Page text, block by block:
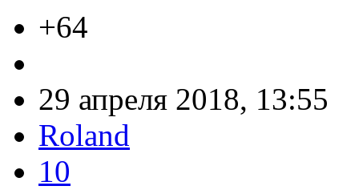
+64
29 апреля 2018, 13:55
Roland
10